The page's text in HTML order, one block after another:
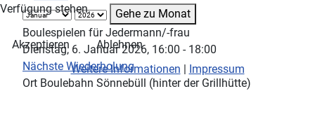
Gehe zu Monat
Boulespielen für Jedermann/-frau
Dienstag, 6. Januar 2026, 16:00 - 18:00
Nächste Wiederholung
Ort Boulebahn Sönnebüll (hinter der Grillhütte)
Verfügung stehen.
Akzeptieren
Ablehnen
Weitere Informationen | Impressum